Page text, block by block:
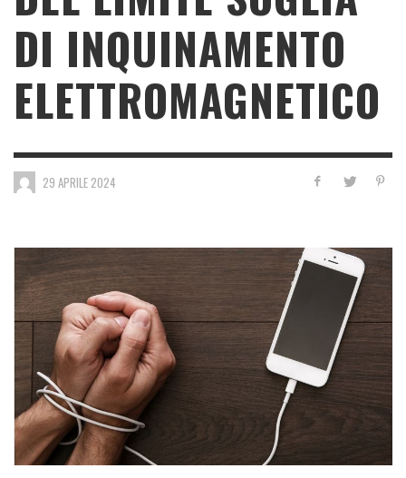
DI INQUINAMENTO
ELETTROMAGNETICO
29 APRILE 2024